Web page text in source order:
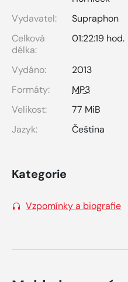
Vydavatel:
Supraphon
Celková
délka:
01:22:19 hod.
Vydáno:
2013
Formáty:
MP3
Velikost:
77 MiB
Jazyk:
Čeština
Kategorie
Vzpomínky a biografie